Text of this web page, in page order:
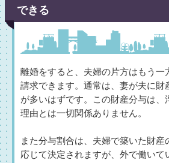
できる
離婚をすると、夫婦の片方はもう一
請求できます。通常は、妻が夫に財
が多いはずです。この財産分与は、
理由とは一切関係ありません。
また分与割合は、夫婦で築いた財産
応じて決定されますが、外で働いて